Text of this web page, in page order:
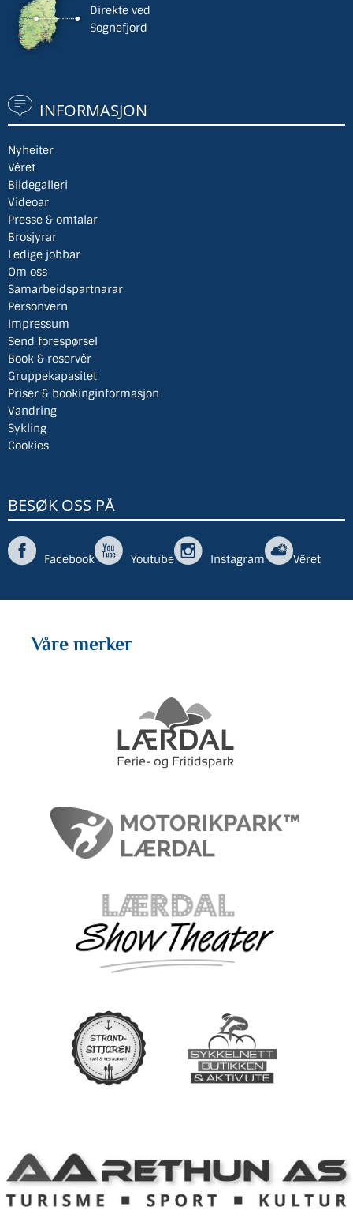
Direkte ved
Sognefjord
INFORMASJON
Nyheiter
Vêret
Bildegalleri
Videoar
Presse & omtalar
Brosjyrar
Ledige jobbar
Om oss
Samarbeidspartnarar
Personvern
Impressum
Send forespørsel
Book & reservêr
Gruppekapasitet
Priser & bookinginformasjon
Vandring
Sykling
Cookies
BESØK OSS PÅ
Facebook Youtube Instagram Vêret
Våre merker